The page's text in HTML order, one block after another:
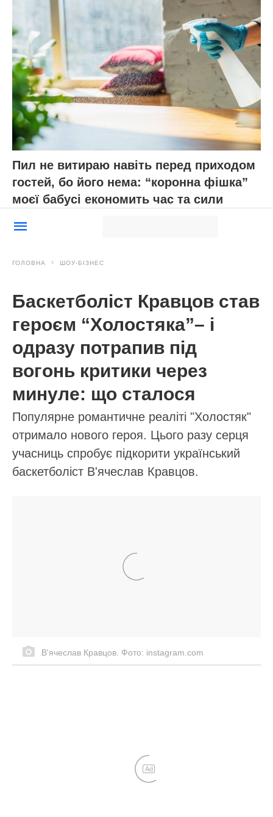
Пил не витираю навіть перед приходом
гостей, бо його нема: “коронна фішка”
моєї бабусі економить час та сили